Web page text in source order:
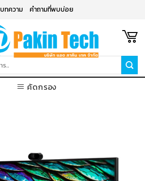
บทความ คำถามที่พบบ่อย
คัดกรอง